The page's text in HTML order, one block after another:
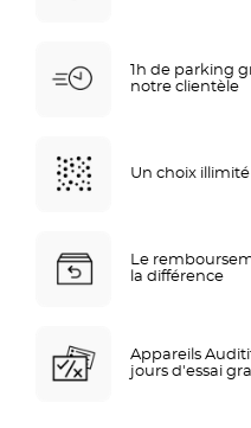
1h de parking
notre clientèle
Un choix illimité
Le
la différence
Appareils
jours d'essai